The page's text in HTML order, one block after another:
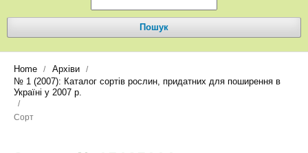
Пошук
Home / Архіви /
№ 1 (2007): Каталог сортів рослин, придатних для поширення в
Україні у 2007 р.
/
Сорт